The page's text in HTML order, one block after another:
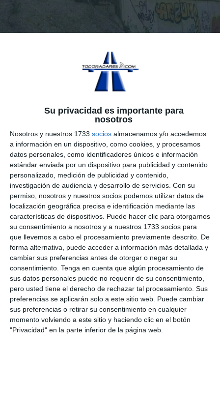
Su privacidad es importante para
nosotros
Nosotros y nuestros 1733 socios almacenamos y/o accedemos
a información en un dispositivo, como cookies, y procesamos
datos personales, como identificadores únicos e información
estándar enviada por un dispositivo para publicidad y contenido
personalizado, medición de publicidad y contenido,
investigación de audiencia y desarrollo de servicios. Con su
permiso, nosotros y nuestros socios podemos utilizar datos de
localización geográfica precisa e identificación mediante las
características de dispositivos. Puede hacer clic para otorgarnos
su consentimiento a nosotros y a nuestros 1733 socios para
que llevemos a cabo el procesamiento previamente descrito. De
forma alternativa, puede acceder a información más detallada y
cambiar sus preferencias antes de otorgar o negar su
consentimiento. Tenga en cuenta que algún procesamiento de
sus datos personales puede no requerir de su consentimiento,
pero usted tiene el derecho de rechazar tal procesamiento. Sus
preferencias se aplicarán solo a este sitio web. Puede cambiar
sus preferencias o retirar su consentimiento en cualquier
momento volviendo a este sitio y haciendo clic en el botón
"Privacidad" en la parte inferior de la página web.
Bien escondidos, no vaya a ser que el conductor lo vea y frene y
no le multemos!!